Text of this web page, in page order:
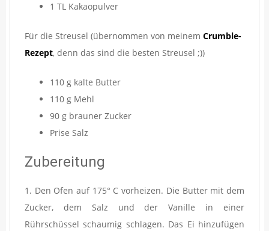
1 TL Kakaopulver
Für die Streusel (übernommen von meinem Crumble-
Rezept, denn das sind die besten Streusel ;))
110 g kalte Butter
110 g Mehl
90 g brauner Zucker
Prise Salz
Zubereitung
1. Den Ofen auf 175° C vorheizen. Die Butter mit dem
Zucker, dem Salz und der Vanille in einer
Rührschüssel schaumig schlagen. Das Ei hinzufügen